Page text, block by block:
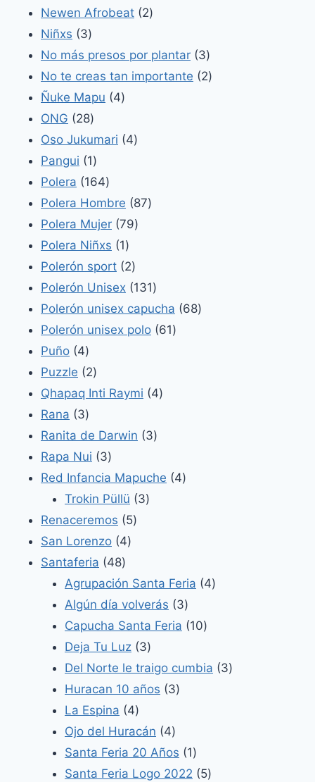
productos
Newen Afrobeat 22
Niñxs 33
productos
No más presos por plantar 33
productos
No te creas tan importante 22
Ñuke Mapu 44
ONG 2828
productos
Oso Jukumari 44
Pangui 11
producto
Polera 164164
productos
Polera Hombre 8787
Polera Mujer 7979
Polera Niñxs 11
producto
Polerón sport 22
productos
Polerón Unisex 131131
productos
Polerón unisex capucha 6868
Polerón unisex polo 6161
Puño 44
productos
Puzzle 22
productos
Qhapaq Inti Raymi 44
Rana 33
productos
Ranita de Darwin 33
Rapa Nui 33
productos
Red Infancia Mapuche 44
Trokin Püllü 33
Renaceremos 55
San Lorenzo 44
Santaferia 4848
productos
Agrupación Santa Feria 44
Algún día volverás 33
productos
Capucha Santa Feria 1010
Deja Tu Luz 33
productos
Del Norte le traigo cumbia 33
Huracan 10 años 33
La Espina 44
productos
Ojo del Huracán 44
productos
Santa Feria 20 Años 11
producto
Santa Feria Logo 2022 55